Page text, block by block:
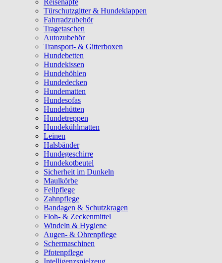
Reisenäpfe
Türschutzgitter & Hundeklappen
Fahrradzubehör
Tragetaschen
Autozubehör
Transport- & Gitterboxen
Hundebetten
Hundekissen
Hundehöhlen
Hundedecken
Hundematten
Hundesofas
Hundehütten
Hundetreppen
Hundekühlmatten
Leinen
Halsbänder
Hundegeschirre
Hundekotbeutel
Sicherheit im Dunkeln
Maulkörbe
Fellpflege
Zahnpflege
Bandagen & Schutzkragen
Floh- & Zeckenmittel
Windeln & Hygiene
Augen- & Ohrenpflege
Schermaschinen
Pfotenpflege
Intelligenzspielzeug